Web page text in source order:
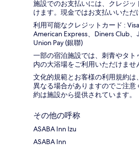
施設でのお支払いには、クレジ
けます。現金ではお支払いいただ
利用可能なクレジットカード :
American Express、Diners Club、
Union Pay (銀聯)
一部の宿泊施設では、刺青やタ
内の大浴場をご利用いただけませ
文化的規範とお客様の利用規約は
異なる場合がありますのでご注
約は施設から提供されています。
その他の呼称
ASABA Inn Izu
ASABA Inn